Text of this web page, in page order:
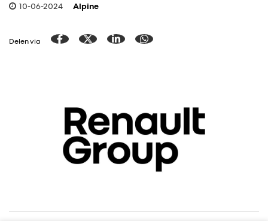
10-06-2024 Alpine
Delen via